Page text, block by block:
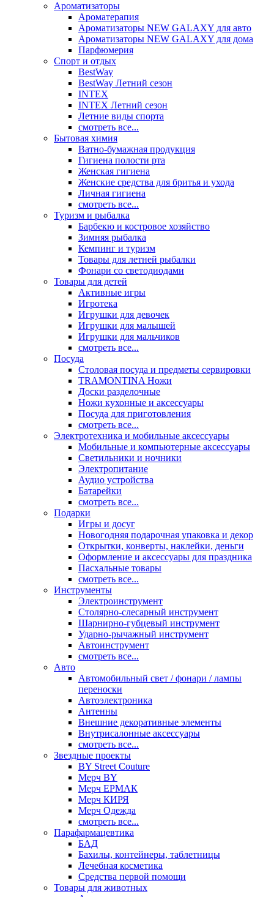
Ароматизаторы
Ароматерапия
Ароматизаторы NEW GALAXY для авто
Ароматизаторы NEW GALAXY для дома
Парфюмерия
Спорт и отдых
BestWay
BestWay Летний сезон
INTEX
INTEX Летний сезон
Летние виды спорта
смотреть все...
Бытовая химия
Ватно-бумажная продукция
Гигиена полости рта
Женская гигиена
Женские средства для бритья и ухода
Личная гигиена
смотреть все...
Туризм и рыбалка
Барбекю и костровое хозяйство
Зимняя рыбалка
Кемпинг и туризм
Товары для летней рыбалки
Фонари со светодиодами
Товары для детей
Активные игры
Игротека
Игрушки для девочек
Игрушки для малышей
Игрушки для мальчиков
смотреть все...
Посуда
Столовая посуда и предметы сервировки
TRAMONTINA Ножи
Доски разделочные
Ножи кухонные и аксессуары
Посуда для приготовления
смотреть все...
Электротехника и мобильные аксессуары
Мобильные и компьютерные аксессуары
Светильники и ночники
Электропитание
Аудио устройства
Батарейки
смотреть все...
Подарки
Игры и досуг
Новогодняя подарочная упаковка и декор
Открытки, конверты, наклейки, деньги
Оформление и аксессуары для праздника
Пасхальные товары
смотреть все...
Инструменты
Электроинструмент
Столярно-слесарный инструмент
Шарнирно-губцевый инструмент
Ударно-рычажный инструмент
Автоинструмент
смотреть все...
Авто
Автомобильный свет / фонари / лампы
переноски
Автоэлектроника
Антенны
Внешние декоративные элементы
Внутрисалонные аксессуары
смотреть все...
Звездные проекты
BY Street Couture
Мерч BY
Мерч ЕРМАК
Мерч КИРЯ
Мерч Одежда
смотреть все...
Парафармацевтика
БАД
Бахилы, контейнеры, таблетницы
Лечебная косметика
Средства первой помощи
Товары для животных